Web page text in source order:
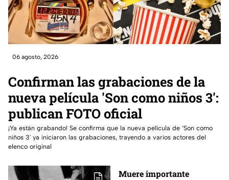
06 agosto, 2026
Confirman las grabaciones de la
nueva película 'Son como niños 3':
publican FOTO oficial
¡Ya están grabando! Se confirma que la nueva película de ‘Son como
niños 3' ya iniciaron las grabaciones, trayendo a varios actores del
elenco original
Muere importante